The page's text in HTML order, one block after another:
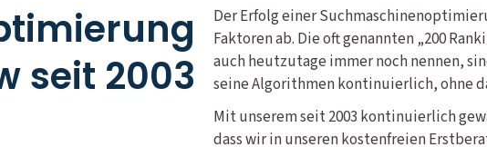
seit 2003
Der Erfolg einer
Faktoren ab. Die oft genannten „200
auch heutzutage immer noch nennen,
seine Algorithmen kontinuierlich, ohne
Mit unserem seit 2003 kontinuierlich
dass wir in unseren kostenfreien